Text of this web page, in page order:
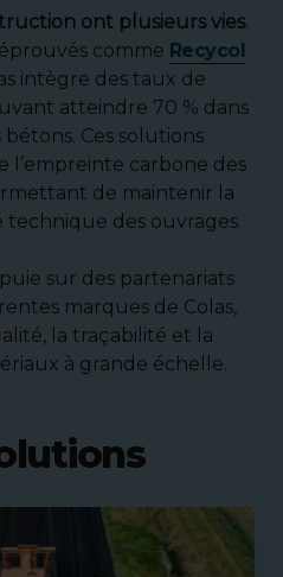
ont plusieurs vies.
comme Recycol
intègre des taux de
atteindre 70 % dans
bétons. Ces solutions
carbone des
de maintenir la
des ouvrages.
sur des partenariats
marques de Colas,
la traçabilité et la
à grande échelle.